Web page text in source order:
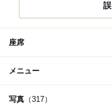
座席
メニュー
写真 （317）